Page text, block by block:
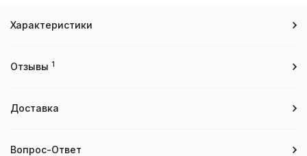
Характеристики
Отзывы 1
Доставка
Вопрос-Ответ